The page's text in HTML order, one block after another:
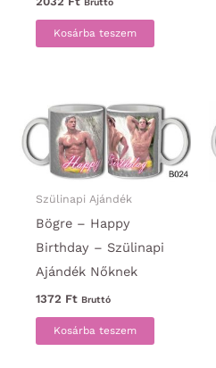
Kosárba teszem
Szülinapi Ajándék
Bögre – Happy
Birthday – Szülinapi
Ajándék Nőknek
1372 Ft Bruttó
Kosárba teszem